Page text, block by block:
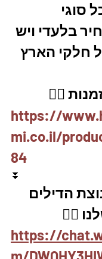
סוגי
בלעדי ויש
חלקי הארץ
👇🏼
https://
mi.co.il/
84
⏬
הדילים
👇🏽
https://